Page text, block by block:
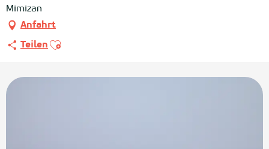
Mimizan
Anfahrt
Teilen Ajouter aux favoris